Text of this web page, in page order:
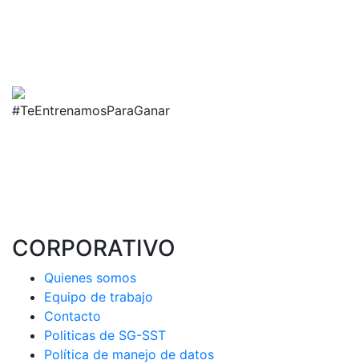
#TeEntrenamosParaGanar
CORPORATIVO
Quienes somos
Equipo de trabajo
Contacto
Politicas de SG-SST
Política de manejo de datos